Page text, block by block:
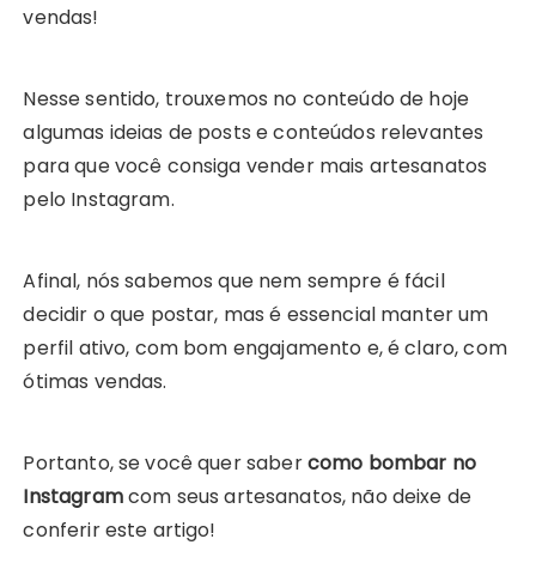
vendas!
Nesse sentido, trouxemos no conteúdo de hoje
algumas ideias de posts e conteúdos relevantes
para que você consiga vender mais artesanatos
pelo Instagram.
Afinal, nós sabemos que nem sempre é fácil
decidir o que postar, mas é essencial manter um
perfil ativo, com bom engajamento e, é claro, com
ótimas vendas.
Portanto, se você quer sabercomo bombar no
Instagramcom seus artesanatos, não deixe de
conferir este artigo!